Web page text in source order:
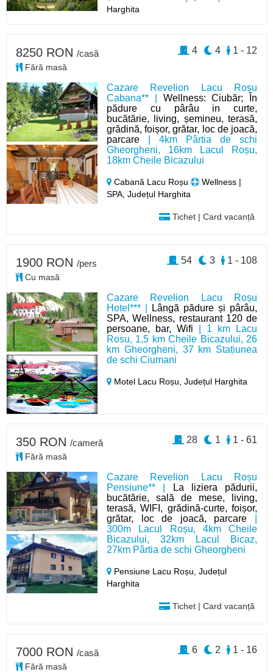
Harghita
Cazare Revelion Lacu Roșu
Cabana** | Wellness: Ciubăr; În
pădure cu pârâu in curte,
bucătărie, living, șemineu, terasă,
grădină, foișor, grătar, loc de joacă,
parcare | 4km Pârtia de schi
Gheorgheni, 16km Lacul Roșu,
18km Cheile Bicazului
Cabană Lacu Roșu
Wellness |
SPA, Județul Harghita
Tichet | Card vacanță
8250 RON /casă
Fără masă
1 - 12
4
4
Cazare Revelion Lacu Roșu
Hotel*** |
Lângă pădure și pârâu,
SPA, Wellness, restaurant 120 de
persoane, bar, Wifi | 1 km Lacu
Rosu, 1,5 km Cheile Bicazului, 26
km Gheorgheni, 37 km Stațiunea
de schi Ciumani
Motel Lacu Roșu,Județul Harghita
1900 RON /pers
Cu masă
1 - 108
3
54
Cazare Revelion Lacu Roșu
Pensiune** |
La liziera pădurii,
bucătărie, sală de mese, living,
terasă, WIFI, grădină-curte, foișor,
grătar, loc de joacă, parcare
300m Lacul Roșu, 4km Cheile
Bicazului, 32km Lacul Bicaz,
27km Pârtia de schi Gheorgheni
Pensiune Lacu Roșu,Județul
Harghita
Tichet | Card vacanță
350 RON /cameră
Fără masă
1 - 61
1
28
7000 RON /casă
Fără masă
1 - 16
2
6